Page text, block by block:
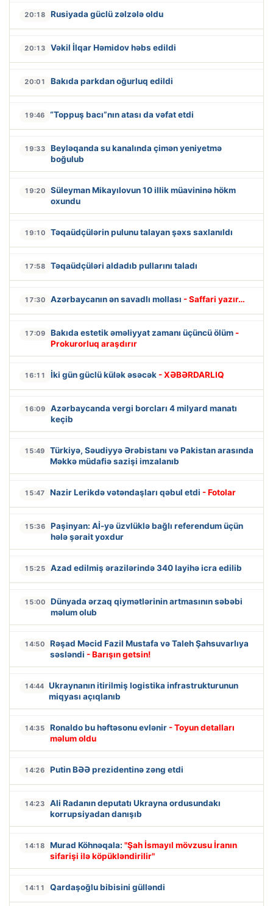
20:18 Rusiyada güclü zəlzələ oldu
20:13 Vəkil İlqar Həmidov həbs edildi
20:01 Bakıda parkdan oğurluq edildi
19:46 “Toppuş bacı”nın atası da vəfat etdi
19:33
Beyləqanda su kanalında çimən yeniyetmə
boğulub
19:20
Süleyman Mikayılovun 10 illik müavininə hökm
oxundu
19:10 Təqaüdçülərin pulunu talayan şəxs saxlanıldı
17:58 Təqaüdçüləri aldadıb pullarını taladı
17:30 Azərbaycanın ən savadlı mollası - Saffari yazır…
17:09 Bakıda estetik əməliyyat zamanı üçüncü ölüm -
Prokurorluq araşdırır
16:11 İki gün güclü külək əsəcək - XƏBƏRDARLIQ
16:09
Azərbaycanda vergi borcları 4 milyard manatı
keçib
15:49
Türkiyə, Səudiyyə Ərəbistanı və Pakistan arasında
Məkkə müdafiə sazişi imzalanıb
15:47 Nazir Lerikdə vətəndaşları qəbul etdi - Fotolar
15:36
Paşinyan: Aİ-yə üzvlüklə bağlı referendum üçün
hələ şərait yoxdur
15:25 Azad edilmiş ərazilərində 340 layihə icra edilib
15:00
Dünyada ərzaq qiymətlərinin artmasının səbəbi
məlum olub
14:50
Rəşad Məcid Fazil Mustafa və Taleh Şahsuvarlıya
səsləndi - Barışın getsin!
14:44 Ukraynanın itirilmiş logistika infrastrukturunun
miqyası açıqlanıb
14:35 Ronaldo bu həftəsonu evlənir - Toyun detalları
məlum oldu
14:26 Putin BƏƏ prezidentinə zəng etdi
14:23
Ali Radanın deputatı Ukrayna ordusundakı
korrupsiyadan danışıb
14:18 Murad Köhnəqala: "Şah İsmayıl mövzusu İranın
sifarişi ilə köpükləndirilir"
14:11 Qardaşoğlu bibisini gülləndi